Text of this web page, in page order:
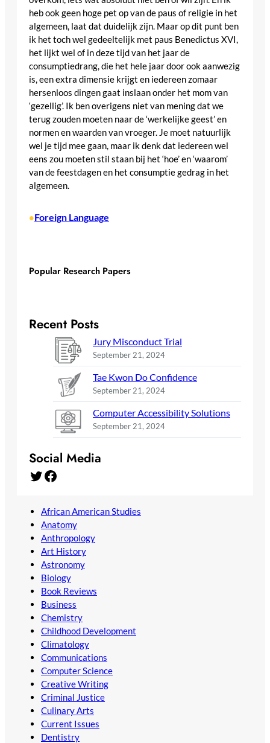
heb ook geen hoge pet op van de paus of religie in het
algemeen, laat dat duidelijk zijn. Maar op dit punt ben
ik het toch wel gedeeltelijk met paus Benedictus XVI,
het lijkt wel of in deze tijd van het jaar de
consumptiedrang, die het hele jaar door ook aanwezig
is, een extra dimensie krijgt en iedereen zomaar
hersenloos dingen gaat inslaan onder het mom van
‘gezellig’. Ik ben overigens niet van mening dat we
terug zouden moeten naar de ‘werkelijke geest’ en
normen en waarden van vroeger. Je moet natuurlijk
wel je tijd mee gaan, maar ik denk dat iedereen wel
eens zou moeten stil staan bij het ‘hoe’ en ‘waarom’
van de feestdagen en het consumptie gedrag in het
algemeen.
•Foreign Language
Popular Research Papers
Recent Posts
Jury Misconduct Trial
September 21, 2024
Tae Kwon Do Confidence
September 21, 2024
Computer Accessibility Solutions
September 21, 2024
Social Media
Twitter Facebook
African American Studies
Anatomy
Anthropology
Art History
Astronomy
Biology
Book Reviews
Business
Chemistry
Childhood Development
Climatology
Communications
Computer Science
Creative Writing
Criminal Justice
Culinary Arts
Current Issues
Dentistry